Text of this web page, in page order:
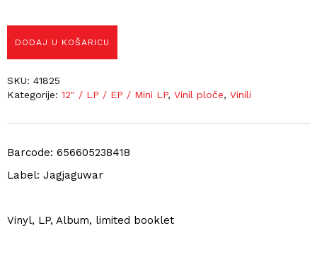
Barcode: 656605238418
Label: Jagjaguwar
Vinyl, LP, Album, limited booklet
DODAJ U KOŠARICU
SKU: 41825
Kategorije: 12" / LP / EP / Mini LP, Vinil ploče, Vinili